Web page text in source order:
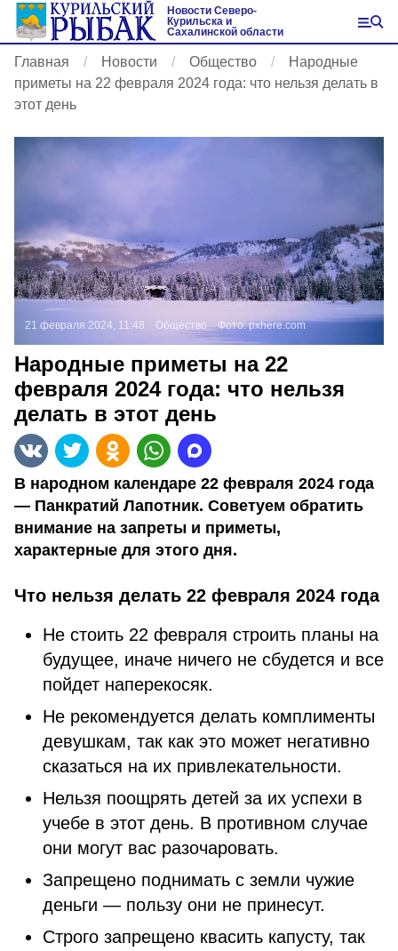
Новости Северо-
Курильска и
Сахалинской области
Главная Новости Общество
Народные
приметы на 22 февраля 2024 года: что нельзя делать в
этот день
21 февраля 2024, 11:48 Общество Фото:pxhere.com
Народные приметы на 22
февраля 2024 года: что нельзя
делать в этот день
В народном календаре 22 февраля 2024 года
— Панкратий Лапотник. Советуем обратить
внимание на запреты и приметы,
характерные для этого дня.
Что нельзя делать 22 февраля 2024 года
Не стоить 22 февраля строить планы на
будущее, иначе ничего не сбудется и все
пойдет наперекосяк.
Не рекомендуется делать комплименты
девушкам, так как это может негативно
сказаться на их привлекательности.
Нельзя поощрять детей за их успехи в
учебе в этот день. В противном случае
они могут вас разочаровать.
Запрещено поднимать с земли чужие
деньги — пользу они не принесут.
Строго запрещено квасить капусту, так